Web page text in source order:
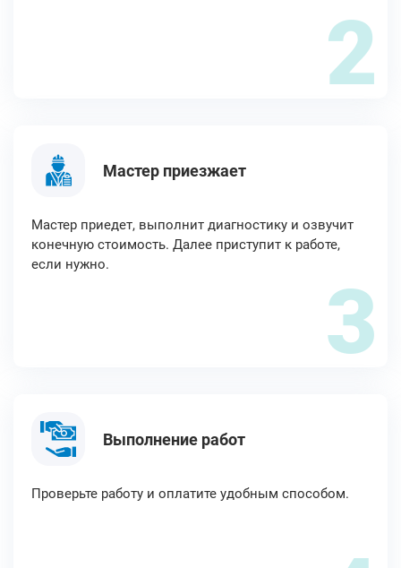
2
Мастер приезжает
Мастер приедет, выполнит диагностику и озвучит
конечную стоимость. Далее приступит к работе,
если нужно.
3
Выполнение работ
Проверьте работу и оплатите удобным способом.